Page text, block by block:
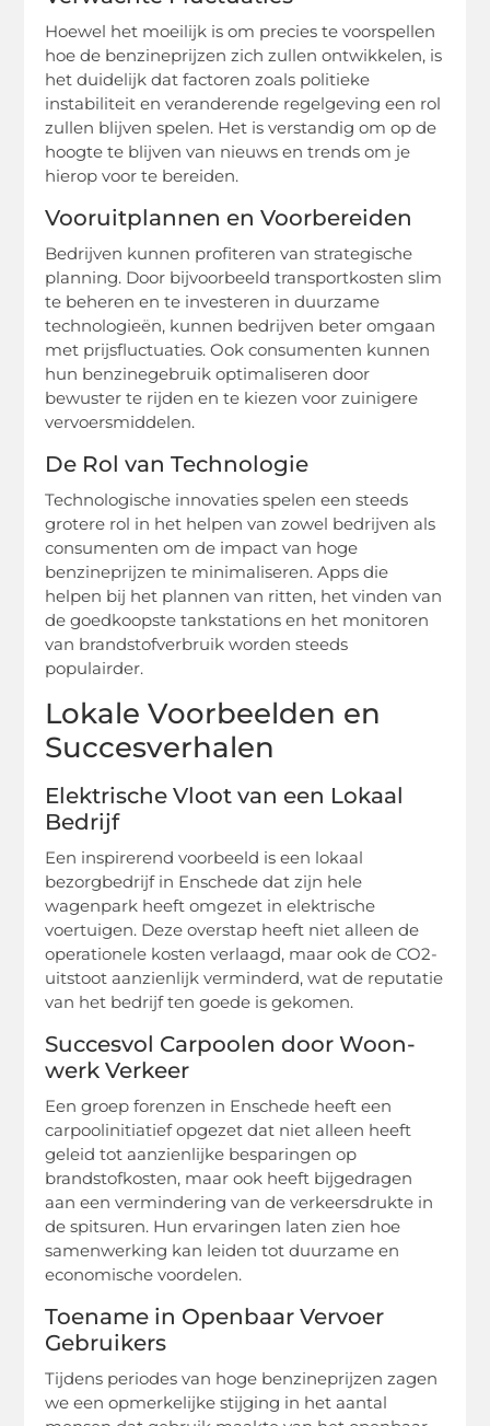
Hoewel het moeilijk is om precies te voorspellen
hoe de benzineprijzen zich zullen ontwikkelen, is
het duidelijk dat factoren zoals politieke
instabiliteit en veranderende regelgeving een rol
zullen blijven spelen. Het is verstandig om op de
hoogte te blijven van nieuws en trends om je
hierop voor te bereiden.
Vooruitplannen en Voorbereiden
Bedrijven kunnen profiteren van strategische
planning. Door bijvoorbeeld transportkosten slim
te beheren en te investeren in duurzame
technologieën, kunnen bedrijven beter omgaan
met prijsfluctuaties. Ook consumenten kunnen
hun benzinegebruik optimaliseren door
bewuster te rijden en te kiezen voor zuinigere
vervoersmiddelen.
De Rol van Technologie
Technologische innovaties spelen een steeds
grotere rol in het helpen van zowel bedrijven als
consumenten om de impact van hoge
benzineprijzen te minimaliseren. Apps die
helpen bij het plannen van ritten, het vinden van
de goedkoopste tankstations en het monitoren
van brandstofverbruik worden steeds
populairder.
Lokale Voorbeelden en
Succesverhalen
Elektrische Vloot van een Lokaal
Bedrijf
Een inspirerend voorbeeld is een lokaal
bezorgbedrijf in Enschede dat zijn hele
wagenpark heeft omgezet in elektrische
voertuigen. Deze overstap heeft niet alleen de
operationele kosten verlaagd, maar ook de CO2-
uitstoot aanzienlijk verminderd, wat de reputatie
van het bedrijf ten goede is gekomen.
Succesvol Carpoolen door Woon-
werk Verkeer
Een groep forenzen in Enschede heeft een
carpoolinitiatief opgezet dat niet alleen heeft
geleid tot aanzienlijke besparingen op
brandstofkosten, maar ook heeft bijgedragen
aan een vermindering van de verkeersdrukte in
de spitsuren. Hun ervaringen laten zien hoe
samenwerking kan leiden tot duurzame en
economische voordelen.
Toename in Openbaar Vervoer
Gebruikers
Tijdens periodes van hoge benzineprijzen zagen
we een opmerkelijke stijging in het aantal